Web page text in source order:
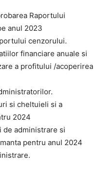
Raportului
anul 2023
cenzorului.
financiare anuale si
a profitului /acoperirea
si cheltuieli si a
2024
de administrare si
pentru anul 2024